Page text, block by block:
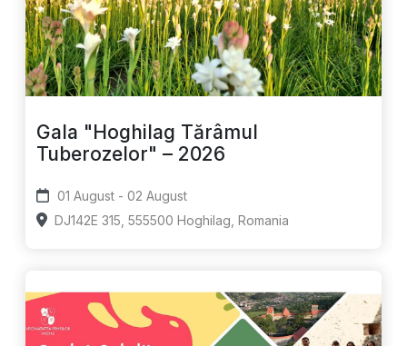
Gala "Hoghilag Tărâmul
Tuberozelor" – 2026
01 August - 02 August
DJ142E 315, 555500 Hoghilag, Romania